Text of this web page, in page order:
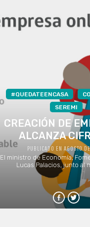
#QUEDATEENCASA
SEREMI
CREACIÓN DE
ALCANZA
PUBLICADO EN AGOSTO
El ministro de Economía,
Lucas Palacios, junto al